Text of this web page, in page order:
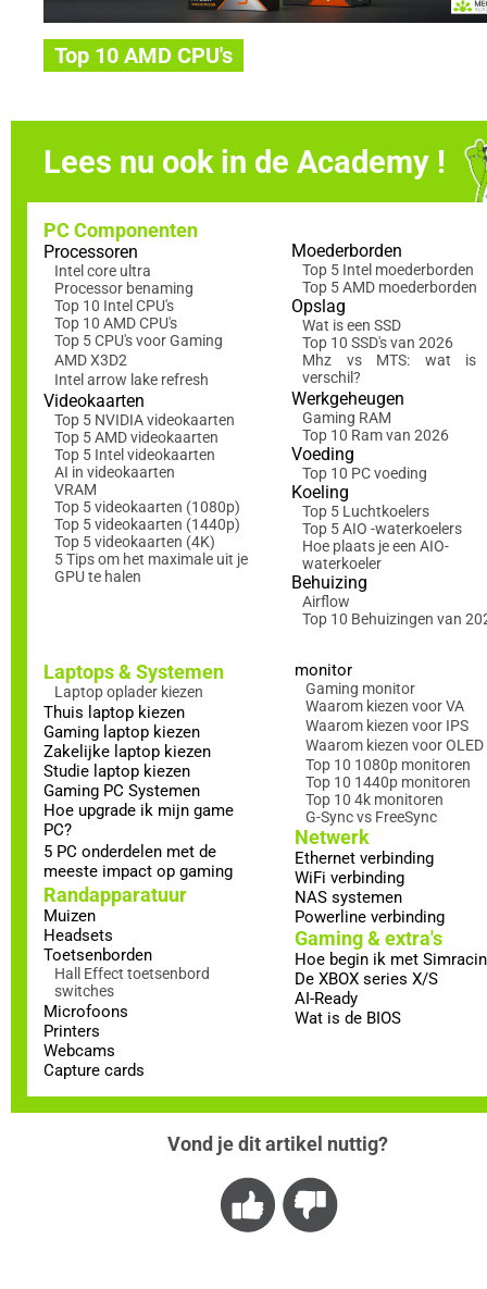
Top 10 AMD CPU's
Lees nu ook in de Academy !
PC Componenten
Processoren
Intel core ultra
Processor benaming
Top 10 Intel CPU's
Top 10 AMD CPU's
Top 5 CPU's voor Gaming
AMD X3D2
Intel arrow lake refresh
Videokaarten
Top 5 NVIDIA videokaarten
Top 5 AMD videokaarten
Top 5 Intel videokaarten
AI in videokaarten
VRAM
Top 5 videokaarten (1080p)
Top 5 videokaarten (1440p)
Top 5 videokaarten (4K)
5 Tips om het maximale uit je
GPU te halen
Moederborden
Top 5 Intel moederborden
Top 5 AMD moederborden
Opslag
Wat is een SSD
Top 10 SSD's van 2026
Mhz vs MTS: wat is
verschil?
Werkgeheugen
Gaming RAM
Top 10 Ram van 2026
Voeding
Top 10 PC voeding
Koeling
Top 5 Luchtkoelers
Top 5 AIO -waterkoelers
Hoe plaats je een AIO-
waterkoeler
Behuizing
Airflow
Top 10 Behuizingen van
Laptops & Systemen
Laptop oplader kiezen
Thuis laptop kiezen
Gaming laptop kiezen
Zakelijke laptop kiezen
Studie laptop kiezen
Gaming PC Systemen
Hoe upgrade ik mijn game
PC?
5 PC onderdelen met de
meeste impact op gaming
Randapparatuur
Muizen
Headsets
Toetsenborden
Hall Effect toetsenbord
switches
Microfoons
Printers
Webcams
Capture cards
monitor
Gaming monitor
Waarom kiezen voor VA
Waarom kiezen voor IPS
Waarom kiezen voor OLED
Top 10 1080p monitoren
Top 10 1440p monitoren
Top 10 4k monitoren
G-Sync vs FreeSync
Netwerk
Ethernet verbinding
WiFi verbinding
NAS systemen
Powerline verbinding
Gaming & extra's
Hoe begin ik met
De XBOX series X/S
AI-Ready
Wat is de BIOS
Vond je dit artikel nuttig?